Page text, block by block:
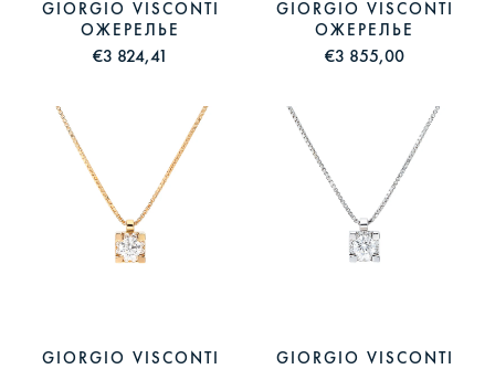
GIORGIO VISCONTI
ОЖЕРЕЛЬЕ
€3 824,41
GIORGIO VISCONTI
ОЖЕРЕЛЬЕ
€3 855,00
GIORGIO VISCONTI
GIORGIO VISCONTI